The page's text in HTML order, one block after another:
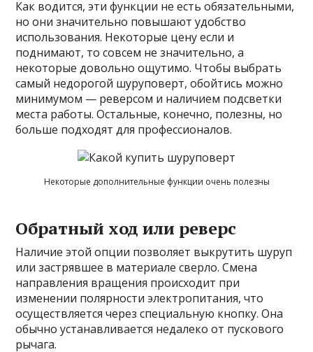
Как водится, эти функции не есть обязательными,
но они значительно повышают удобство
использования. Некоторые цену если и
поднимают, то совсем не значительно, а
некоторые довольно ощутимо. Чтобы выбрать
самый недорогой шуруповерт, обойтись можно
минимумом — реверсом и наличием подсветки
места работы. Остальные, конечно, полезны, но
больше подходят для профессионалов.
Некоторые дополнительные функции очень полезны
Обратный ход или реверс
Наличие этой опции позволяет выкрутить шуруп
или застрявшее в материале сверло. Смена
направления вращения происходит при
изменении полярности электропитания, что
осуществляется через специальную кнопку. Она
обычно устанавливается недалеко от пускового
рычага.